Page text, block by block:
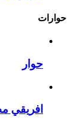
حوارات
حوار
افريقي